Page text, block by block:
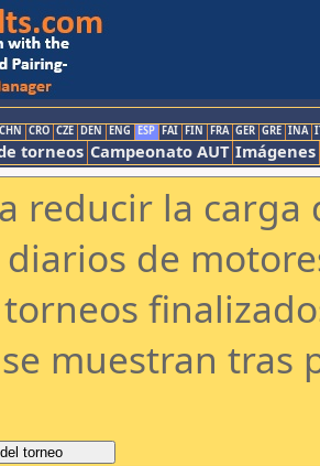
CHN CRO CZE DEN ENG ESP FAI FIN FRA GER GRE INA
torneos Campeonato AUT Imágenes
reducir la
diarios de
muestran tras